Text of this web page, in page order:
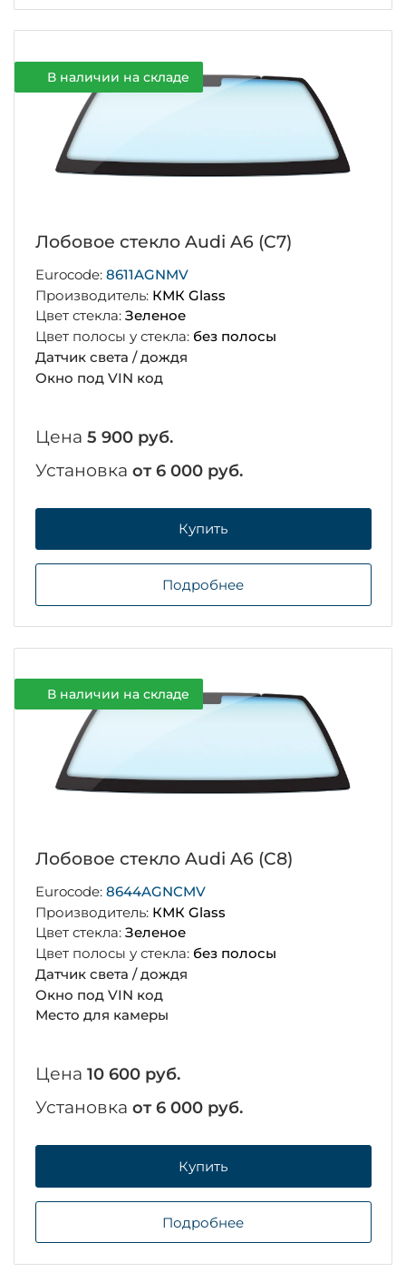
В наличии на складе
Лобовое стекло Audi A6 (C7)
Eurocode: 8611AGNMV
Производитель: КМК Glass
Цвет стекла: Зеленое
Цвет полосы у стекла: без полосы
Датчик света / дождя
Окно под VIN код
Цена 5 900 руб.
Установка от 6 000 руб.
Купить
Подробнее
В наличии на складе
Лобовое стекло Audi A6 (C8)
Eurocode: 8644AGNCMV
Производитель: КМК Glass
Цвет стекла: Зеленое
Цвет полосы у стекла: без полосы
Датчик света / дождя
Окно под VIN код
Место для камеры
Цена 10 600 руб.
Установка от 6 000 руб.
Купить
Подробнее